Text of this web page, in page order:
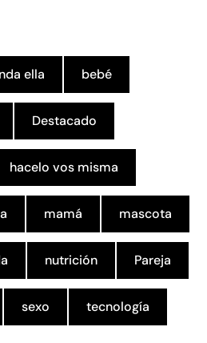
ella bebé
Destacado
hacelo vos misma
mamá mascota
nutrición Pareja
sexo tecnología